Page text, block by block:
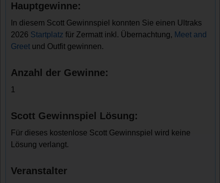
Hauptgewinne:
In diesem Scott Gewinnspiel konnten Sie einen Ultraks
2026 Startplatz für Zermatt inkl. Übernachtung, Meet and
Greet und Outfit gewinnen.
Anzahl der Gewinne:
1
Scott Gewinnspiel Lösung:
Für dieses kostenlose Scott Gewinnspiel wird keine
Lösung verlangt.
Veranstalter